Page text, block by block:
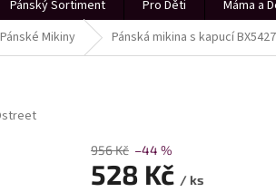
Pánský Sortiment Pro Děti Máma a
Pánské Mikiny Pánská mikina s kapucí BX5427
956 Kč –44 %
528 Kč / ks